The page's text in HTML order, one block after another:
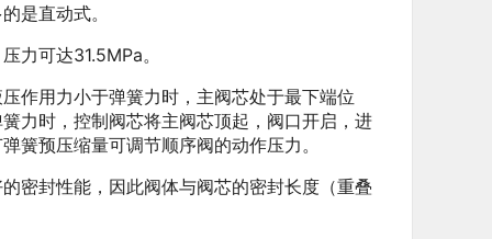
是直动式。
可达31.5MPa。
用力小于弹簧力时，主阀芯处于最下端位
力时，控制阀芯将主阀芯顶起，阀口开启，进
簧预压缩量可调节顺序阀的动作压力。
封性能，因此阀体与阀芯的密封长度（重叠